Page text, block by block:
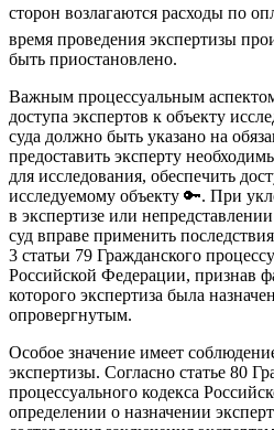
сторон возлагаются расходы по
время проведения экспертизы
быть приостановлено.
Важным процессуальным
доступа экспертов к объекту
суда должно быть указано на
предоставить эксперту
для исследования, обеспечить
исследуемому объекту 🔑. При
в экспертизе или
суд вправе применить
3 статьи 79 Гражданского
Российской Федерации, признав
которого экспертиза была
опровергнутым.
Особое значение имеет
экспертизы. Согласно статье 80
процессуального кодекса
определении о назначении